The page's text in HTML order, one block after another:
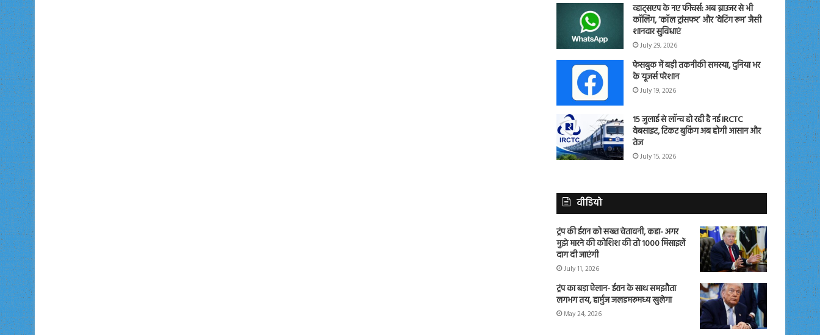
व्हाट्सएप के नए फीचर्स: अब ब्राउजर से भी
कॉलिंग, ‘कॉल ट्रांसफर’ और ‘वेटिंग रूम’ जैसी
शानदार सुविधाएं
July 29, 2026
फेसबुक में बड़ी तकनीकी समस्या, दुनिया भर
के यूजर्स परेशान
July 19, 2026
15 जुलाई से लॉन्च हो रही है नई IRCTC
वेबसाइट, टिकट बुकिंग अब होगी आसान और
तेज
July 15, 2026
वीडियो
ट्रंप की ईरान को सख्त चेतावनी, कहा- अगर
मुझे मारने की कोशिश की तो 1000 मिसाइलें
दाग दी जाएंगी
July 11, 2026
ट्रंप का बड़ा ऐलान- ईरान के साथ समझौता
लगभग तय, हार्मुज जलडमरूमध्य खुलेगा
May 24, 2026